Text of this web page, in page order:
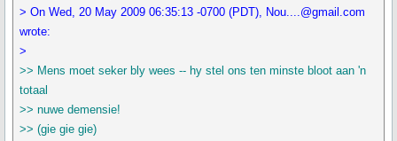
> On Wed, 20 May 2009 06:35:13 -0700 (PDT), Nou....@gmail.com
wrote:
>
>> Mens moet seker bly wees -- hy stel ons ten minste bloot aan 'n
totaal
>> nuwe demensie!
>> (gie gie gie)